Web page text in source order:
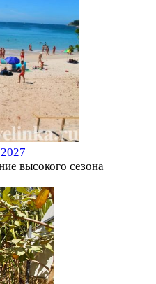
высокого сезона